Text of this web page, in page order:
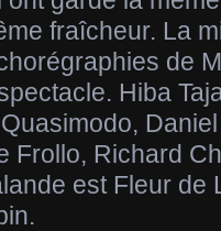
fraîcheur. La
de
Hiba
Frollo, Richard
est Fleur de